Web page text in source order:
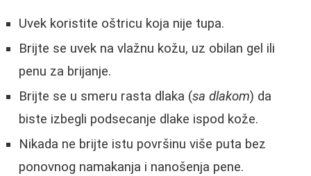
Uvek koristite oštricu koja nije tupa.
Brijte se uvek na vlažnu kožu, uz obilan gel ili
penu za brijanje.
Brijte se u smeru rasta dlaka (sa dlakom) da
biste izbegli podsecanje dlake ispod kože.
Nikada ne brijte istu površinu više puta bez
ponovnog namakanja i nanošenja pene.